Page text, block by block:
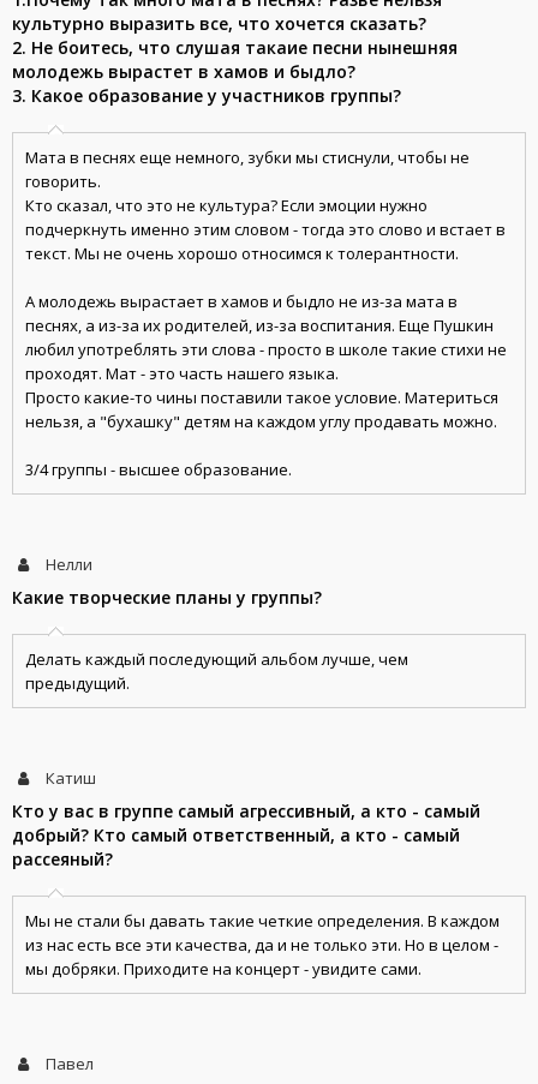
культурно выразить все, что хочется сказать?
2. Не боитесь, что слушая такаие песни нынешняя
молодежь вырастет в хамов и быдло?
3. Какое образование у участников группы?
Мата в песнях еще немного, зубки мы стиснули, чтобы не
говорить.
Кто сказал, что это не культура? Если эмоции нужно
подчеркнуть именно этим словом - тогда это слово и встает в
текст. Мы не очень хорошо относимся к толерантности.
А молодежь вырастает в хамов и быдло не из-за мата в
песнях, а из-за их родителей, из-за воспитания. Еще Пушкин
любил употреблять эти слова - просто в школе такие стихи не
проходят. Мат - это часть нашего языка.
Просто какие-то чины поставили такое условие. Материться
нельзя, а "бухашку" детям на каждом углу продавать можно.
3/4 группы - высшее образование.
Нелли
Какие творческие планы у группы?
Делать каждый последующий альбом лучше, чем
предыдущий.
Катиш
Кто у вас в группе самый агрессивный, а кто - самый
добрый? Кто самый ответственный, а кто - самый
рассеяный?
Мы не стали бы давать такие четкие определения. В каждом
из нас есть все эти качества, да и не только эти. Но в целом -
мы добряки. Приходите на концерт - увидите сами.
Павел